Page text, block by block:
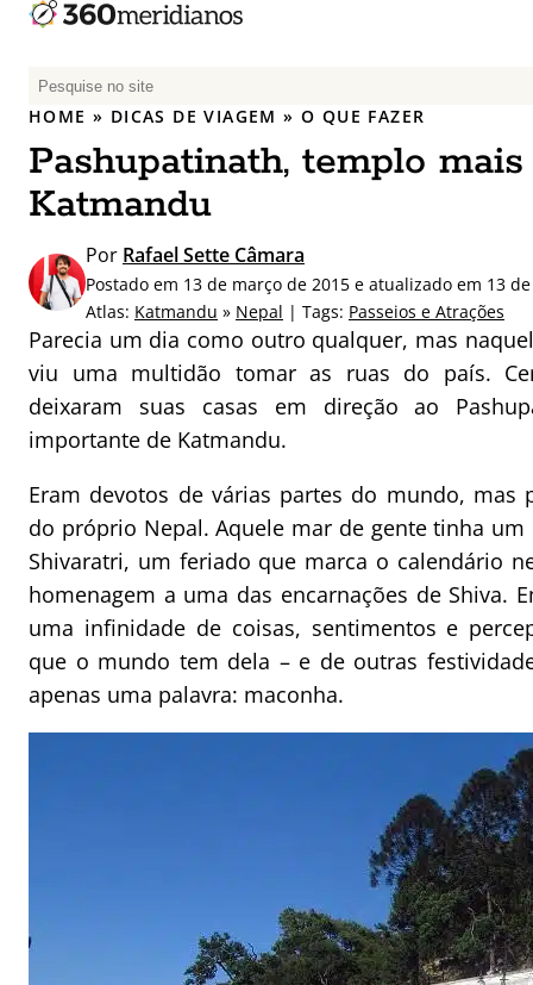
P
e
q
u
i
a
r
p
o
:
HOME » DICAS DE VIAGEM »O QUE FAZER
Pashupatinath, templo
Katmandu
Por Rafael Sette Câmara
Postado em 13 de março de 2015 e atualizado em 13
Atlas: Katmandu » Nepal | Tags: Passeios e Atrações
Parecia um dia como outro qualquer, mas
viu uma multidão tomar as ruas do país.
deixaram suas casas em direção ao
importante de Katmandu.
Eram devotos de várias partes do mundo, mas
do próprio Nepal. Aquele mar de gente tinha
Shivaratri, um feriado que marca o calendário
homenagem a uma das encarnações de Shiva.
uma infinidade de coisas, sentimentos e
que o mundo tem dela – e de outras
apenas uma palavra: maconha.